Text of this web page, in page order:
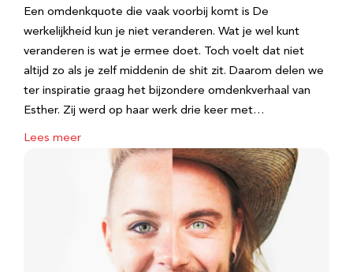
Een omdenkquote die vaak voorbij komt is De
werkelijkheid kun je niet veranderen. Wat je wel kunt
veranderen is wat je ermee doet. Toch voelt dat niet
altijd zo als je zelf middenin de shit zit. Daarom delen we
ter inspiratie graag het bijzondere omdenkverhaal van
Esther. Zij werd op haar werk drie keer met…
Lees meer